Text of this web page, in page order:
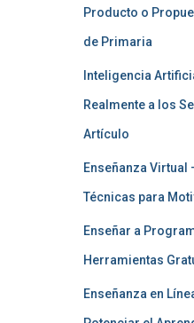
Producto o
de Primaria
Inteligencia
Realmente a los
Artículo
Enseñanza Virtual
Técnicas para
Enseñar a
Herramientas
Enseñanza en